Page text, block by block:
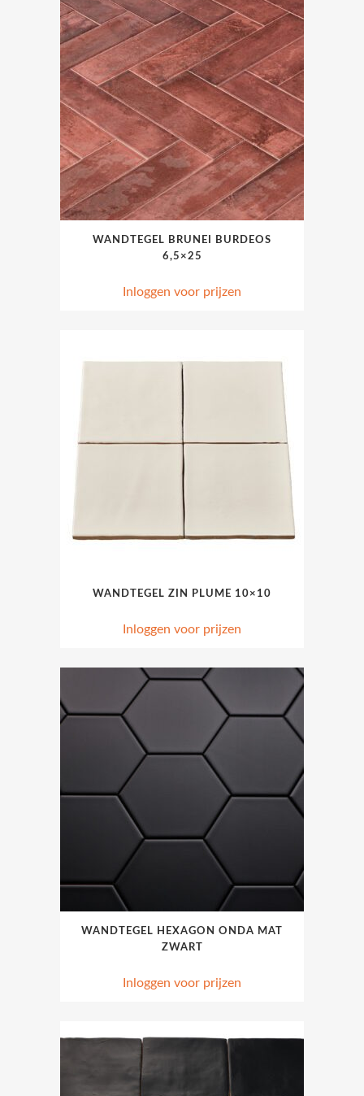
WANDTEGEL BRUNEI BURDEOS
6,5×25
Inloggen voor prijzen
WANDTEGEL ZIN PLUME 10×10
Inloggen voor prijzen
WANDTEGEL HEXAGON ONDA MAT
ZWART
Inloggen voor prijzen